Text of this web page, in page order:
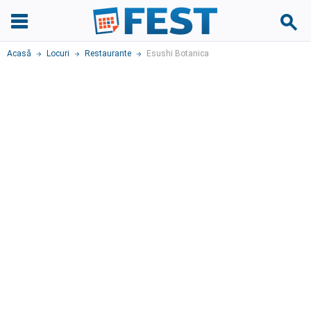
Acasă Locuri Restaurante Esushi Botanica